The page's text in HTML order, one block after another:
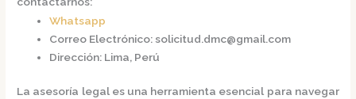
Whatsapp
Correo Electrónico: solicitud.dmc@gmail.com
Dirección: Lima, Perú​
La asesoría legal es una herramienta esencial para navegar